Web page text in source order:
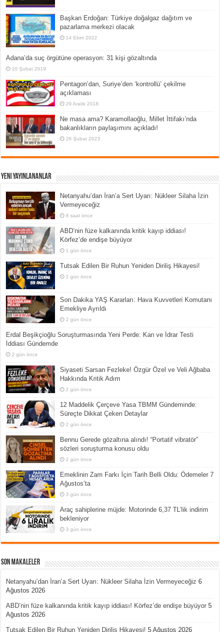
Başkan Erdoğan: Türkiye doğalgaz dağıtım ve
pazarlama merkezi olacak
14 Ekim 2022
Adana’da suç örgütüne operasyon: 31 kişi gözaltında
10 Şubat 2019
Pentagon’dan, Suriye’den ‘kontrollü’ çekilme
açıklaması
29 Aralık 2018
Ne masa ama? Karamollaoğlu, Millet İttifakı’nda
bakanlıkların paylaşımını açıkladı!
26 Şubat 2023
Yeni Yayınlananlar
Netanyahu’dan İran’a Sert Uyarı: Nükleer Silaha İzin
Vermeyeceğiz
8 saat önce
ABD’nin füze kalkanında kritik kayıp iddiası!
Körfez’de endişe büyüyor
1 gün önce
Tutsak Edilen Bir Ruhun Yeniden Diriliş Hikayesi!
1 gün önce
Son Dakika YAŞ Kararları: Hava Kuvvetleri Komutanı
Emekliye Ayrıldı
2 gün önce
Erdal Beşikçioğlu Soruşturmasında Yeni Perde: Kan ve İdrar Testi
İddiası Gündemde
2 gün önce
Siyaseti Sarsan Fezleke! Özgür Özel ve Veli Ağbaba
Hakkında Kritik Adım
2 gün önce
12 Maddelik Çerçeve Yasa TBMM Gündeminde:
Süreçte Dikkat Çeken Detaylar
2 gün önce
Bennu Gerede gözaltına alındı! “Portatif vibratör”
sözleri soruşturma konusu oldu
2 gün önce
Emeklinin Zam Farkı İçin Tarih Belli Oldu: Ödemeler 7
Ağustos’ta
3 gün önce
Araç sahiplerine müjde: Motorinde 6,37 TL’lik indirim
bekleniyor
3 gün önce
Son Makaleler
Netanyahu’dan İran’a Sert Uyarı: Nükleer Silaha İzin Vermeyeceğiz 6
Ağustos 2026
ABD’nin füze kalkanında kritik kayıp iddiası! Körfez’de endişe büyüyor 5
Ağustos 2026
Tutsak Edilen Bir Ruhun Yeniden Diriliş Hikayesi! 5 Ağustos 2026